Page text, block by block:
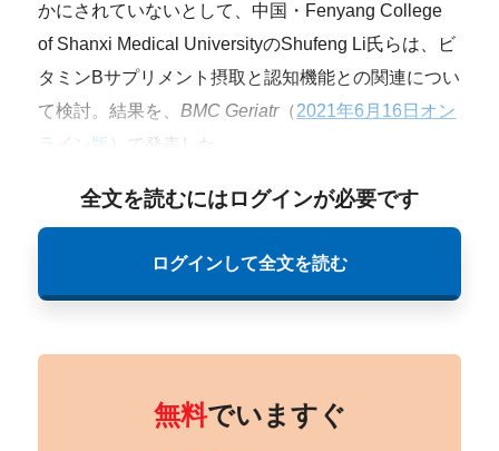
かにされていないとして、中国・Fenyang College
of Shanxi Medical UniversityのShufeng Li氏らは、ビ
タミンBサプリメント摂取と認知機能との関連につい
て検討。結果を、 BMC Geriatr（2021年6月16日オン
ライン版
）で発表した。
全文を読むにはログインが必要です
ログインして全文を読む
無料でいますぐ